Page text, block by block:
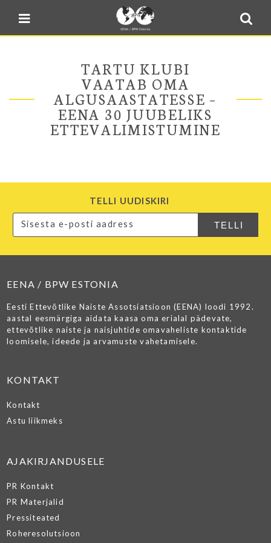
Sulge menüü
Blogi
E-pood
Minu BPW
In English
TARTU KLUBI
VAATAB OMA
ALGUSAASTATESSE –
EENA 30 JUUBELIKS
ETTEVALIMISTUMINE
TELLI UUDISKIRI
EENA / BPW ESTONIA
Eesti Ettevõtlike Naiste Assotsiatsioon (EENA) loodi 1992.
aastal eesmärgiga aidata kaasa oma erialal pädevate,
ettevõtlike naiste ja naisjuhtide omavaheliste kontaktide
loomisele, ideede ja arvamuste vahetamisele.
KONTAKT
Kontakt
Astu liikmeks
AJAKIRJANDUSELE
PR Kontakt
PR Materjalid
Pressiteated
Roheresolutsioon